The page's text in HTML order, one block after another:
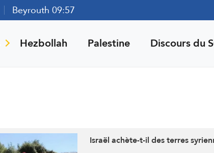
Beyrouth 09:57
Hezbollah Palestine Discours du
Israël achète-t-il des terres